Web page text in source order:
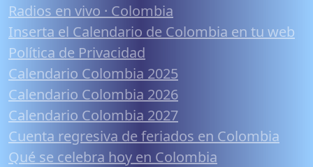
Radios en vivo · Colombia
Inserta el Calendario de Colombia en tu web
Política de Privacidad
Calendario Colombia 2025
Calendario Colombia 2026
Calendario Colombia 2027
Cuenta regresiva de feriados en Colombia
Qué se celebra hoy en Colombia